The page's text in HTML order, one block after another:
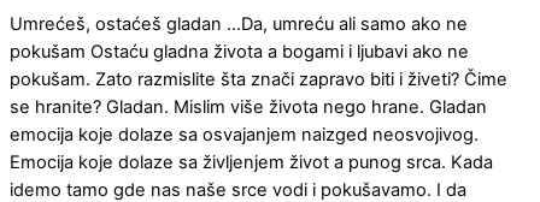
Umrećeš, ostaćeš gladan …Da, umreću ali samo ako ne
pokušam Ostaću gladna života a bogami i ljubavi ako ne
pokušam. Zato razmislite šta znači zapravo biti i živeti? Čime
se hranite? Gladan. Mislim više života nego hrane. Gladan
emocija koje dolaze sa osvajanjem naizged neosvojivog.
Emocija koje dolaze sa življenjem život a punog srca. Kada
idemo tamo gde nas naše srce vodi i pokušavamo. I da